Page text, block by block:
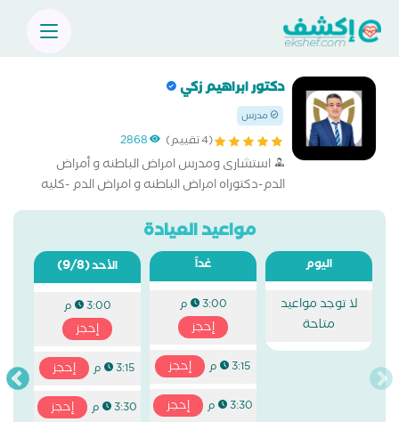
دكتور ابراهيم زكي
مدرس
(4 تقييم) 2868
استشارى ومدرس امراض الباطنه و أمراض
الدم-دكتوراه امراض الباطنه و امراض الدم -كليه
الطب-القصر العيني.
مواعيد العيادة
اليوم
لا توجد مواعيد
متاحة
غداً
3:00 م
إحجز
3:15 م إحجز
3:30 م إحجز
الأحد(9/8)
3:00 م
إحجز
3:15 م إحجز
3:30 م إحجز